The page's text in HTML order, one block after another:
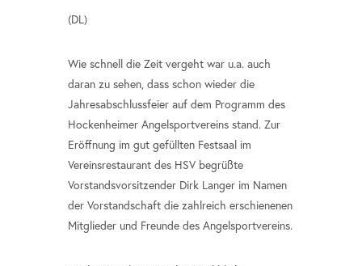
(DL)
Wie schnell die Zeit vergeht war u.a. auch
daran zu sehen, dass schon wieder die
Jahresabschlussfeier auf dem Programm des
Hockenheimer Angelsportvereins stand. Zur
Eröffnung im gut gefüllten Festsaal im
Vereinsrestaurant des HSV begrüßte
Vorstandsvorsitzender Dirk Langer im Namen
der Vorstandschaft die zahlreich erschienenen
Mitglieder und Freunde des Angelsportvereins.